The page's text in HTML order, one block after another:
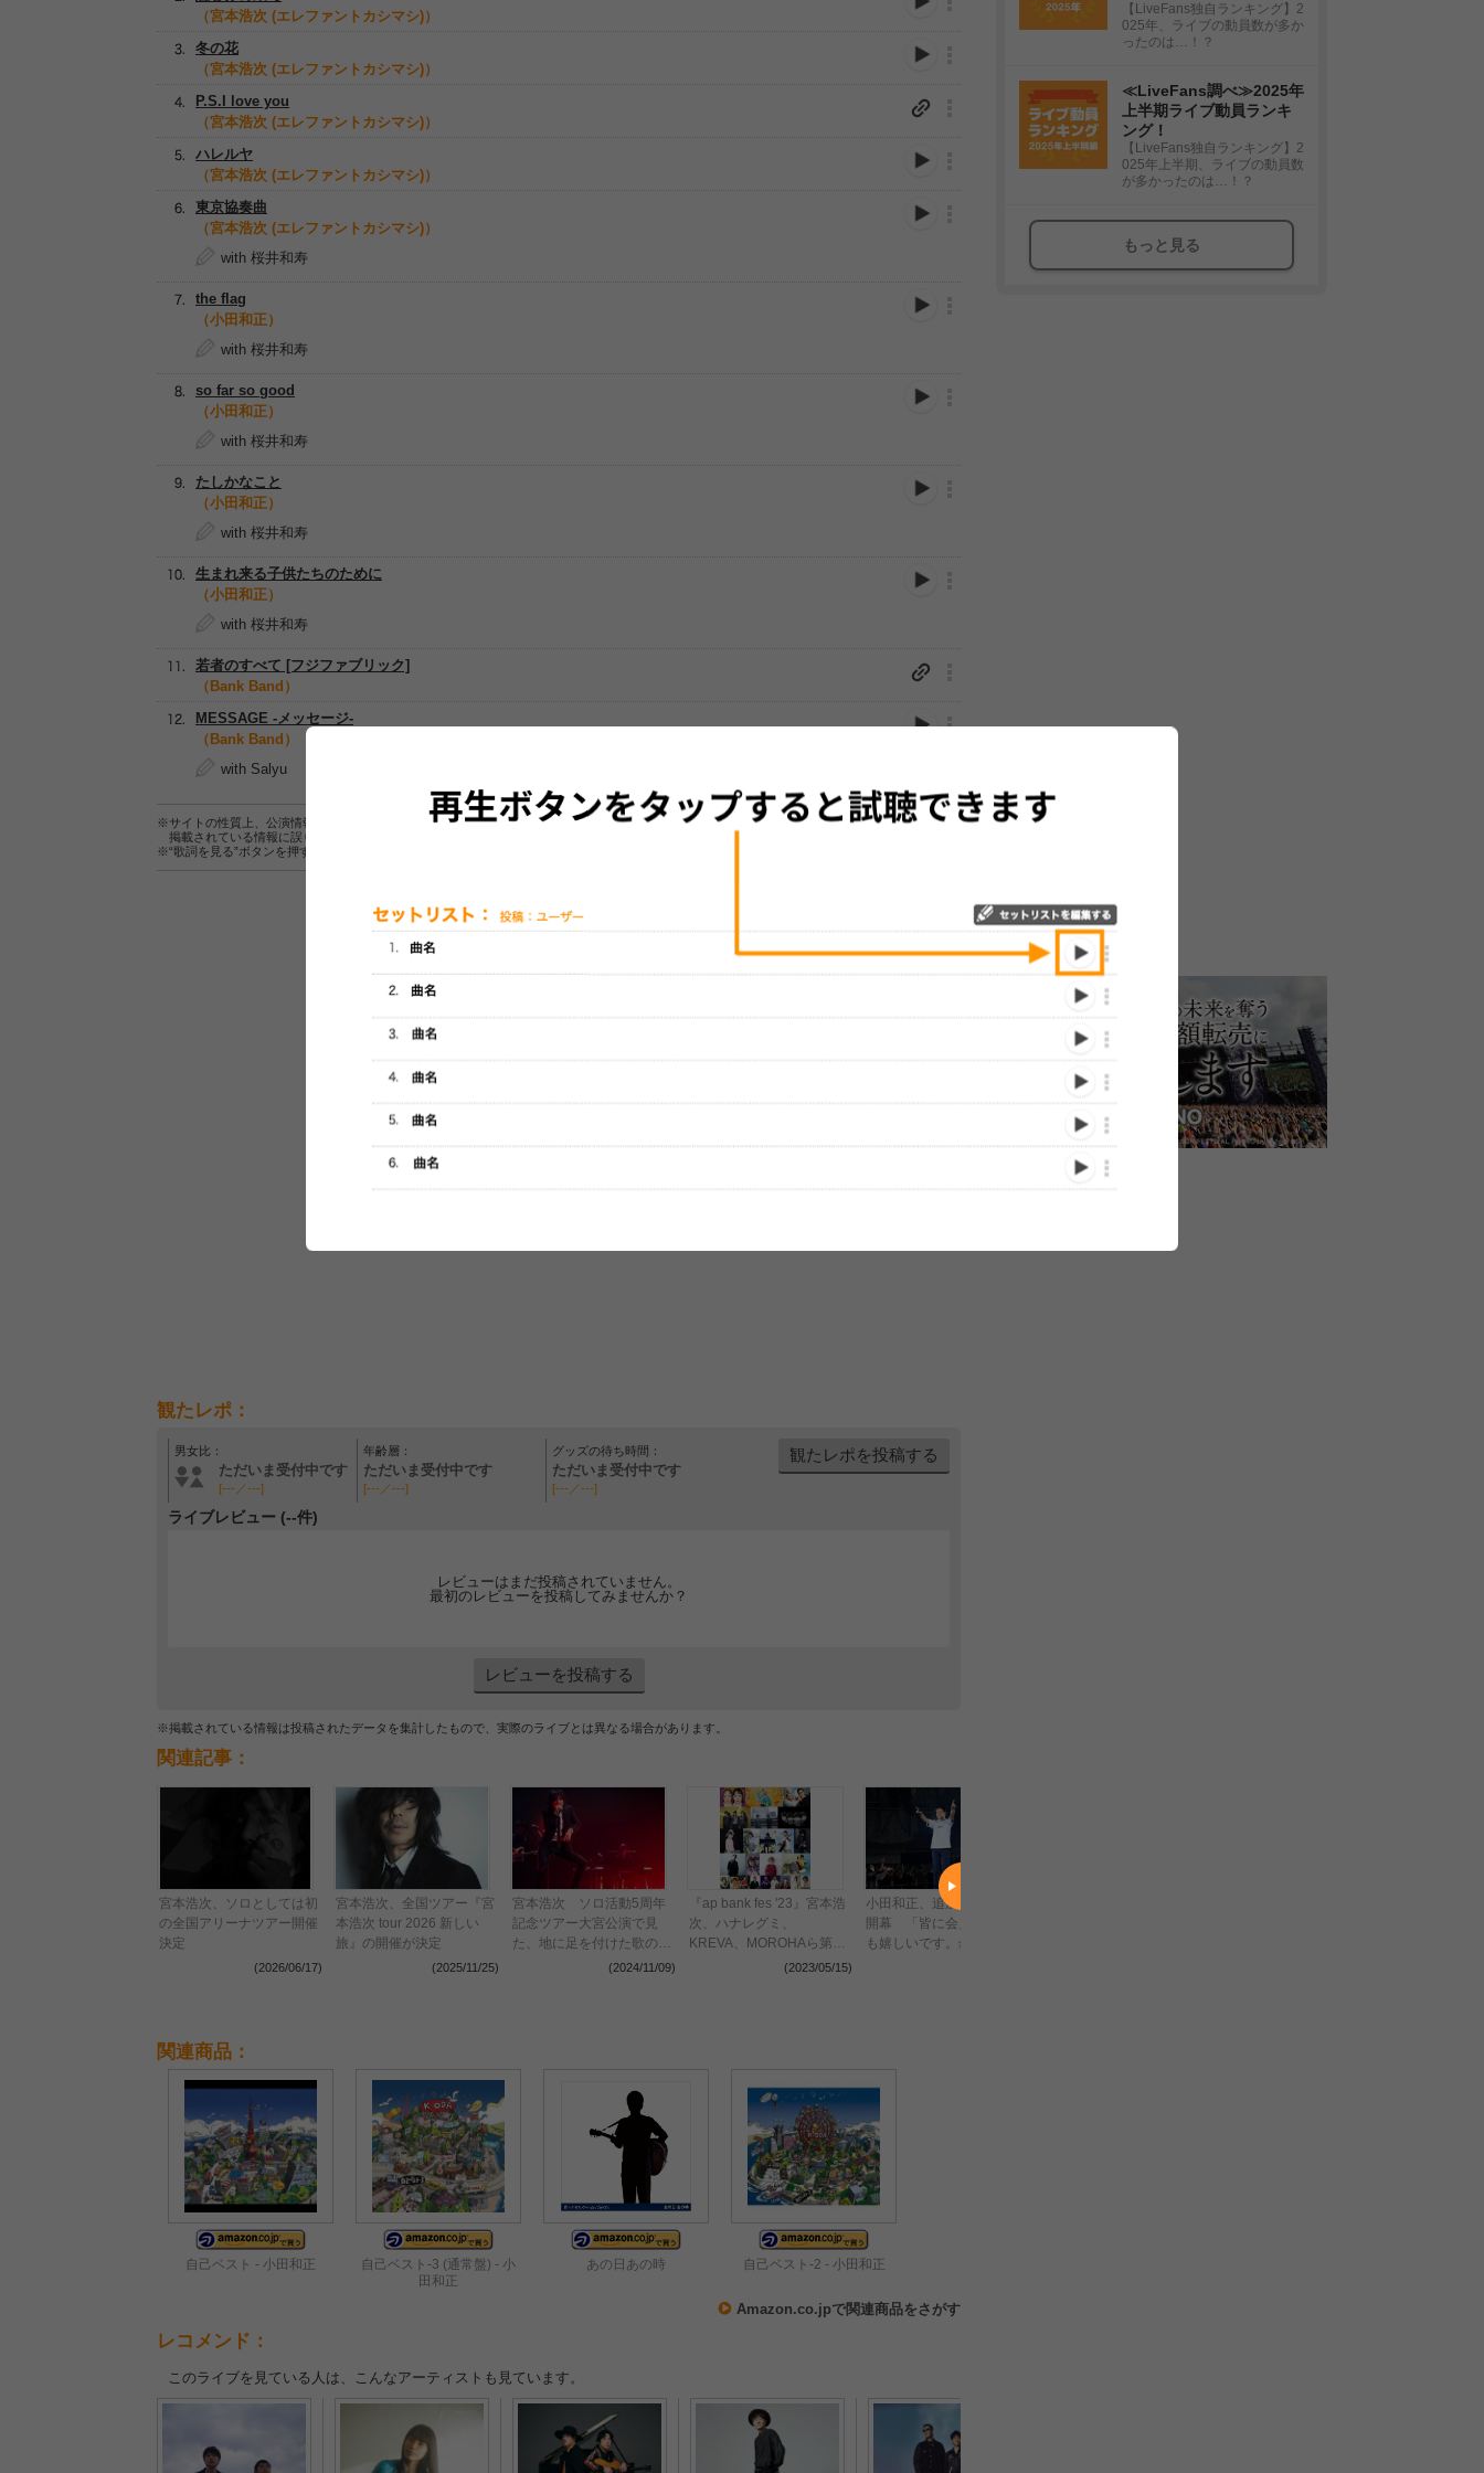
東京協奏曲
（宮本浩次 (エレファントカシマシ)）
with 桜井和寿
たしかなこと
（小田和正）
with 桜井和寿
P.S.I love you
（宮本浩次 (エレファントカシマシ)）
冬の花
（宮本浩次 (エレファントカシマシ)）
ハレルヤ
（宮本浩次 (エレファントカシマシ)）
the flag
（小田和正）
with 桜井和寿
so far so good
（小田和正）
with 桜井和寿
（宮本浩次 (エレファントカシマシ)）
生まれ来る子供たちのために
（小田和正）
with 桜井和寿
若者のすべて [フジファブリック]
（Bank Band）
MESSAGE -メッセージ-
（Bank Band）
with Salyu
※サイトの性質上、公演情報およびセットリスト情報の正確性は保証されませんので、あらかじめご了承ください。
掲載されている情報に誤りがある場合は、
※“歌詞を見る”ボタンを押すと、株式会社ページワンが運営する歌詞サイト「
セットリストをプレイリストにして保存する
観たレポ：
男女比：
ただいま受付中です
[---／---]
年齢層：
ただいま受付中です
[---／---]
グッズの待ち時間：
ただいま受付中です
[---／---]
観たレポを投稿する
ライブレビュー (--件)
レビューはまだ投稿されていません。
最初のレビューを投稿してみませんか？
レビューを投稿する
※掲載されている情報は投稿されたデータを集計したもので、実際のライブとは異なる場合があります。
関連記事：
宮本浩次、ソロとしては初
の全国アリーナツアー開催
決定
(2026/06/17)
宮本浩次、全国ツアー『宮
本浩次 tour 2026 新しい
旅』の開催が決定
(2025/11/25)
宮本浩次 ソロ活動5周年
記念ツアー大宮公演で見
た、地に足を付けた歌の包
容力と濃密な一体感(2024/11/09)
『ap bank fes '23』宮本浩
次、ハナレグミ、
KREVA、MOROHAら第三
弾出演アーティストを発表
(2023/05/15)
小田和正、追加公演ツアー
開幕 「皆に会えてとって
も嬉しいです。勿論いつも
関連商品：
自己ベスト - 小田和正
自己ベスト-3 (通常盤) - 小
田和正
あの日あの時 自己ベスト-2 - 小田和正
Amazon.co.jpで関連商品をさがす
レコメンド：
このライブを見ている人は、こんなアーティストも見ています。
【LiveFans独自ランキング】2
025年、ライブの動員数が多か
ったのは…！？
≪LiveFans調べ≫2025年
上半期ライブ動員ランキ
ング！
【LiveFans独自ランキング】2
025年上半期、ライブの動員数
が多かったのは…！？
もっと見る